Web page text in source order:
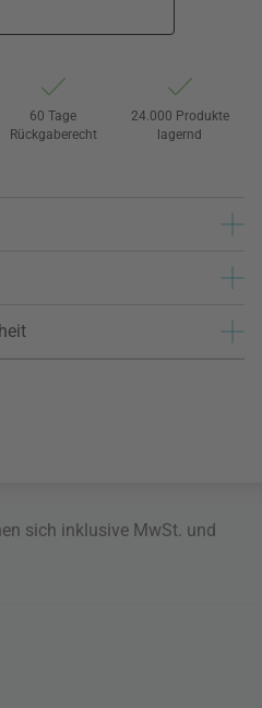
60 Tage
Rückgaberecht
24.000 Produkte
lagernd
sich inklusive MwSt. und